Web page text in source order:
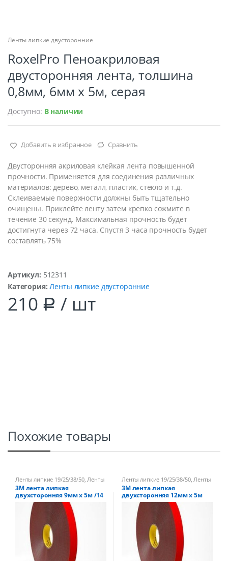
Ленты липкие двусторонние
RoxelPro Пеноакриловая
двусторонняя лента, толшина
0,8мм, 6мм х 5м, серая
Доступно: В наличии
Добавить в избранное Сравнить
Двусторонняя акриловая клейкая лента повышенной
прочности. Применяется для соединения различных
материалов: дерево, металл, пластик, стекло и т.д.
Склеиваемые поверхности должны быть тщательно
очищены. Приклейте ленту затем крепко сожмите в
течение 30 секунд. Максимальная прочность будет
достигнута через 72 часа. Спустя 3 часа прочность будет
составлять 75%
Артикул: 512311
Категория: Ленты липкие двусторонние
210 Р / шт
Похожие товары
Ленты липкие 19/25/38/50, Ленты
липкие двусторонние
3М лента липкая
двухсторонняя 9мм х 5м /14
Ленты липкие 19/25/38/50, Ленты
липкие двусторонние
3М лента липкая
двухсторонняя 12мм х 5м